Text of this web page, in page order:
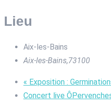
Lieu
Aix-les-Bains
Aix-les-Bains,73100
« Exposition :
Concert live